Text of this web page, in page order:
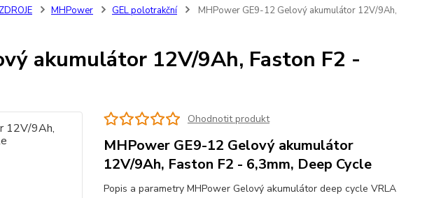
MHPower GEL polotrakční
MHPower GE9-12 Gelový akumulátor 12V/9Ah,
akumulátor 12V/9Ah, Faston F2 -
Ohodnotit produkt
MHPower GE9-12 Gelový akumulátor
12V/9Ah, Faston F2 - 6,3mm, Deep Cycle
Popis a parametry MHPower Gelový akumulátor deep cycle VRLA